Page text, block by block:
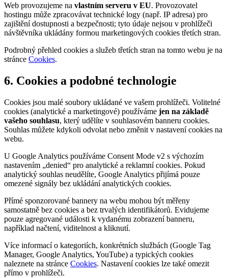
Web provozujeme na vlastním serveru v EU. Provozovatel
hostingu může zpracovávat technické logy (např. IP adresa) pro
zajištění dostupnosti a bezpečnosti; tyto údaje nejsou v prohlížeči
návštěvníka ukládány formou marketingových cookies třetích stran.
Podrobný přehled cookies a služeb třetích stran na tomto webu je na
stránce Cookies.
6. Cookies a podobné technologie
Cookies jsou malé soubory ukládané ve vašem prohlížeči. Volitelné
cookies (analytické a marketingové) používáme jen na základě
vašeho souhlasu, který udělíte v souhlasovém banneru cookies.
Souhlas můžete kdykoli odvolat nebo změnit v nastavení cookies na
webu.
U Google Analytics používáme Consent Mode v2 s výchozím
nastavením „denied“ pro analytické a reklamní cookies. Pokud
analytický souhlas neudělíte, Google Analytics přijímá pouze
omezené signály bez ukládání analytických cookies.
Přímé sponzorované bannery na webu mohou být měřeny
samostatně bez cookies a bez trvalých identifikátorů. Evidujeme
pouze agregované události k vydanému zobrazení banneru,
například načtení, viditelnost a kliknutí.
Více informací o kategoriích, konkrétních službách (Google Tag
Manager, Google Analytics, YouTube) a typických cookies
naleznete na stránce Cookies. Nastavení cookies lze také omezit
přímo v prohlížeči.